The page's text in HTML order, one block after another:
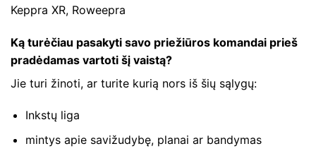
Keppra XR, Roweepra
Ką turėčiau pasakyti savo priežiūros komandai prieš
pradėdamas vartoti šį vaistą?
Jie turi žinoti, ar turite kurią nors iš šių sąlygų:
Inkstų liga
mintys apie savižudybę, planai ar bandymas